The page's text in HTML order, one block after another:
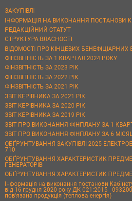
ЗАКУПІВЛІ
ІНФОРМАЦІЯ НА ВИКОНАННЯ ПОСТАНОВИ
РЕДАКЦІЙНИЙ СТАТУТ
СТРУКТУРА ВЛАСНОСТІ
ВІДОМОСТІ ПРО КІНЦЕВИХ БЕНЕФІЦІАРНИХ
ФІНЗВІТНІСТЬ ЗА 1 КВАРТАЛ 2024 РОКУ
ФІНЗВІТНІСТЬ ЗА 2023 РІК
ФІНЗВІТНІСТЬ ЗА 2022 РІК
ФІНЗВІТНІСТЬ ЗА 2021 РІК
ЗВІТ КЕРІВНИКА ЗА 2021 РІК
ЗВІТ КЕРІВНИКА ЗА 2020 РІК
ЗВІТ КЕРІВНИКА ЗА 2019 РІК
ЗВІТ ПРО ВИКОНАННЯ ФІНПЛАНУ ЗА 1
ЗВІТ ПРО ВИКОНАННЯ ФІНПЛАНУ ЗА 6
ОБҐРУНТУВАННЯ ЗАКУПІВЛІ 2025
710
ОБҐРУНТУВАННЯ ХАРАКТЕРИСТИК
ГЕНЕРАТОРІВ
ОБҐРУНТУВАННЯ ХАРАКТЕРИСТИК
Інформація на виконання постанови
від 16 грудня 2020 року ДК 021:2015 -
пов’язана продукція (теплова енергія)